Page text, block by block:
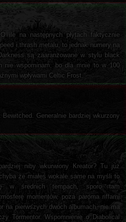
ile na następnych płytach faktycznie
i thrash metalu, to jednak numery na
są zaaranżowane w stylu black
nie wspominam, bo dla mnie to w 100
wpływami Celtic Frost.
Generalnie bardziej wkurzony
niby wkurwiony Kreator? Tu już
że miałeś wokale same na myśli to
w średnich tempach, sporo tam
momentów, poza paroma riffami
na pierwszych dwóch albumach, nie ma
Tormentor. Wspomnienie o Diabolical